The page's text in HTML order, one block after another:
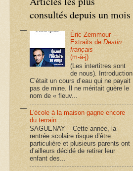
consultés depuis un mois
Éric Zemmour —
Extraits deDestin
français
(m-à-j)
(Les intertitres sont
de nous). Introduction
C’était un cours d’eau qui ne payait
pas de mine. Il ne méritait guère le
nom de « fleuv...
L'école à la maison gagne encore
du terrain
SAGUENAY – Cette année, la
rentrée scolaire risque d’être
particulière et plusieurs parents ont
d’ailleurs décidé de retirer leur
enfant des...